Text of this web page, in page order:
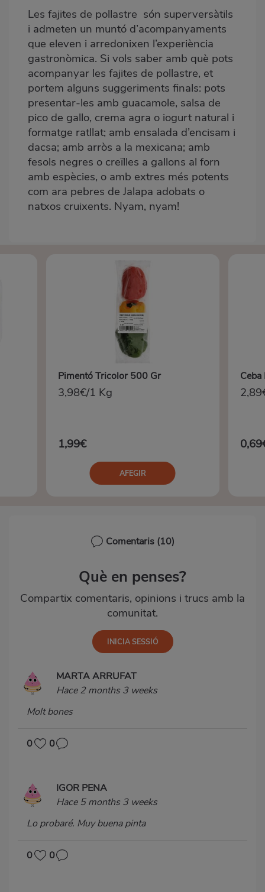
Les fajites de pollastre són superversàtils
i admeten un muntó d’acompanyaments
que eleven i arredonixen l’experiència
gastronòmica. Si vols saber amb què pots
acompanyar les fajites de pollastre, et
portem alguns suggeriments finals: pots
presentar-les amb guacamole, salsa de
pico de gallo, crema agra o iogurt natural i
formatge ratllat; amb ensalada d’encisam i
dacsa; amb arròs a la mexicana; amb
fesols negres o creïlles a gallons al forn
amb espècies, o amb extres més potents
com ara pebres de Jalapa adobats o
natxos cruixents. Nyam, nyam!
Pimentó Tricolor 500 Gr
3,98€/1 Kg
1,99€
AFEGIR
Ceba
Comentaris (10)
Què en penses?
Compartix comentaris, opinions i trucs amb la
comunitat.
MARTA ARRUFAT
Hace 2 months 3 weeks
Molt bones
0 0
IGOR PENA
Hace 5 months 3 weeks
Lo probaré. Muy buena pinta
0 0